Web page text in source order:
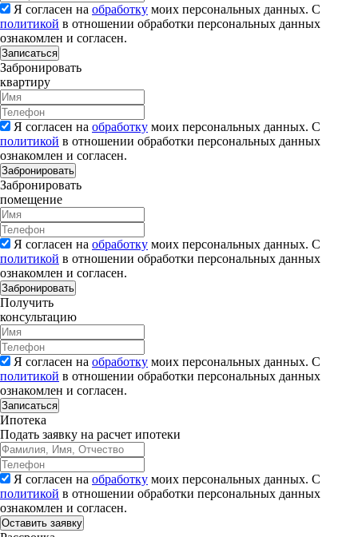
Я согласен на обработку моих персональных данных. С
политикой в отношении обработки персональных данных
ознакомлен и согласен.
Записаться
Забронировать
квартиру
Я согласен на обработку моих персональных данных. С
политикой в отношении обработки персональных данных
ознакомлен и согласен.
Забронировать
Забронировать
помещение
Я согласен на обработку моих персональных данных. С
политикой в отношении обработки персональных данных
ознакомлен и согласен.
Забронировать
Получить
консультацию
Я согласен на обработку моих персональных данных. С
политикой в отношении обработки персональных данных
ознакомлен и согласен.
Записаться
Ипотека
Подать заявку на расчет ипотеки
Я согласен на обработку моих персональных данных. С
политикой в отношении обработки персональных данных
ознакомлен и согласен.